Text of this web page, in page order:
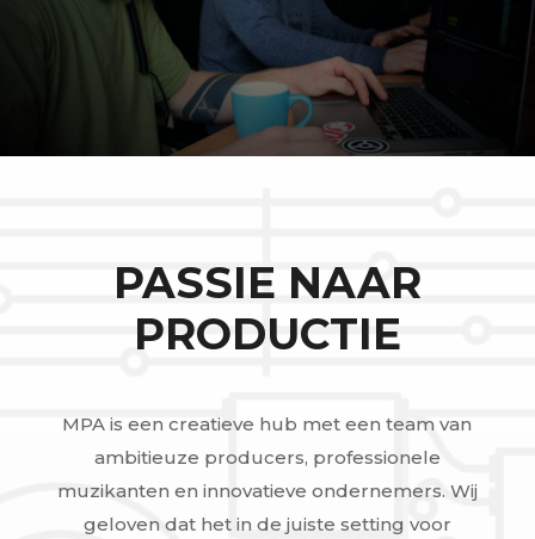
PASSIE NAAR
PRODUCTIE
MPA is een creatieve hub met een team van
ambitieuze producers, professionele
muzikanten en innovatieve ondernemers. Wij
geloven dat het in de juiste setting voor